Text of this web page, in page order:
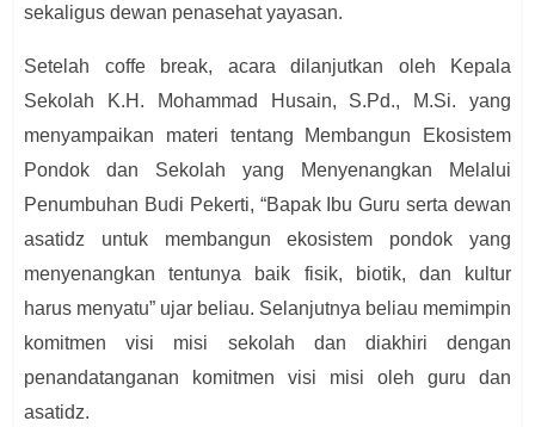
sekaligus dewan penasehat yayasan.
Setelah coffe break, acara dilanjutkan oleh Kepala
Sekolah K.H. Mohammad Husain, S.Pd., M.Si. yang
menyampaikan materi tentang Membangun Ekosistem
Pondok dan Sekolah yang Menyenangkan Melalui
Penumbuhan Budi Pekerti, “Bapak Ibu Guru serta dewan
asatidz untuk membangun ekosistem pondok yang
menyenangkan tentunya baik fisik, biotik, dan kultur
harus menyatu” ujar beliau. Selanjutnya beliau memimpin
komitmen visi misi sekolah dan diakhiri dengan
penandatanganan komitmen visi misi oleh guru dan
asatidz.